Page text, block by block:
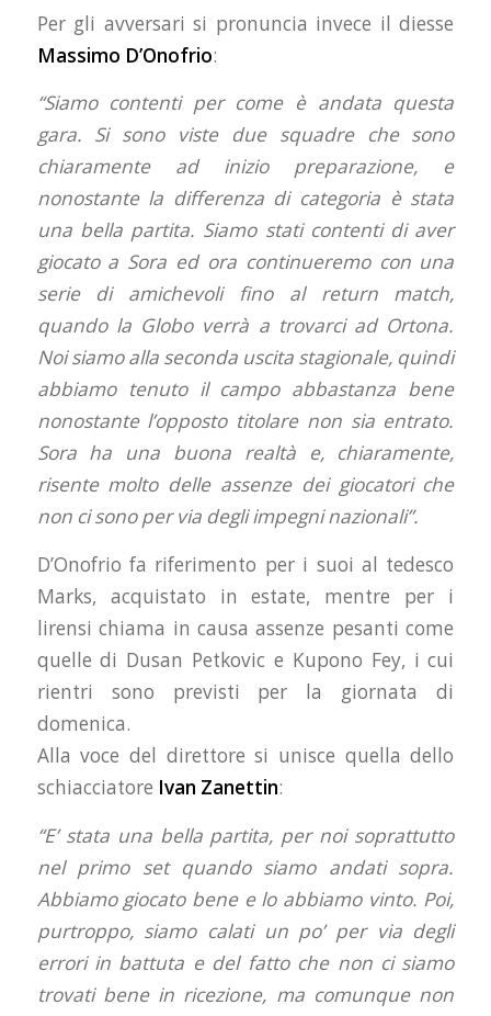
Per gli avversari si pronuncia invece il diesse
Massimo D’Onofrio:
“Siamo contenti per come è andata questa
gara. Si sono viste due squadre che sono
chiaramente ad inizio preparazione, e
nonostante la differenza di categoria è stata
una bella partita. Siamo stati contenti di aver
giocato a Sora ed ora continueremo con una
serie di amichevoli fino al return match,
quando la Globo verrà a trovarci ad Ortona.
Noi siamo alla seconda uscita stagionale, quindi
abbiamo tenuto il campo abbastanza bene
nonostante l’opposto titolare non sia entrato.
Sora ha una buona realtà e, chiaramente,
risente molto delle assenze dei giocatori che
non ci sono per via degli impegni nazionali”.
D’Onofrio fa riferimento per i suoi al tedesco
Marks, acquistato in estate, mentre per i
lirensi chiama in causa assenze pesanti come
quelle di Dusan Petkovic e Kupono Fey, i cui
rientri sono previsti per la giornata di
domenica.
Alla voce del direttore si unisce quella dello
schiacciatore Ivan Zanettin:
“E’ stata una bella partita, per noi soprattutto
nel primo set quando siamo andati sopra.
Abbiamo giocato bene e lo abbiamo vinto. Poi,
purtroppo, siamo calati un po’ per via degli
errori in battuta e del fatto che non ci siamo
trovati bene in ricezione, ma comunque non